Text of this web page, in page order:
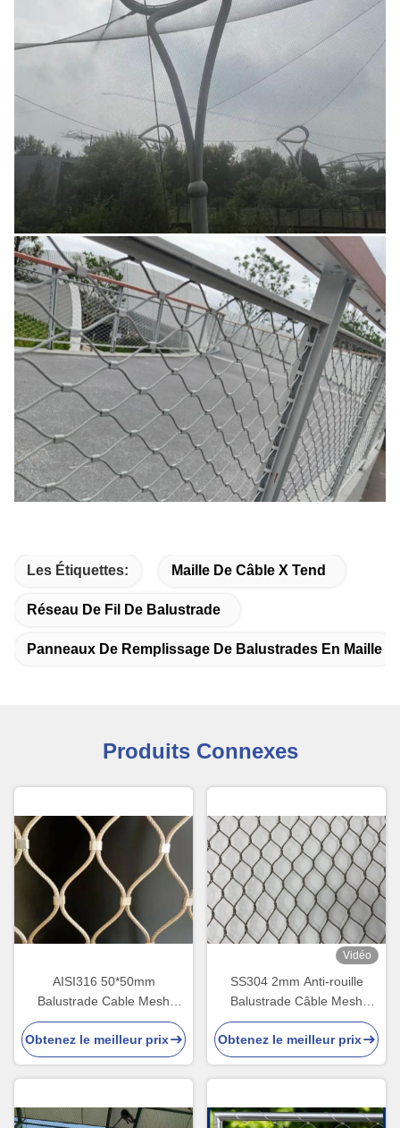
Les Étiquettes: Maille De Câble X Tend
Réseau De Fil De Balustrade
Panneaux De Remplissage De Balustrades En Maille
Produits Connexes
AISI316 50*50mm
Balustrade Cable Mesh
Heavy Duty X Tend Certifié
CE/SGS
Obtenez le meilleur prix
Vidéo
SS304 2mm Anti-rouille
Balustrade Câble Mesh
50*50 Acier Inoxydable
Câble Mesh
Obtenez le meilleur prix